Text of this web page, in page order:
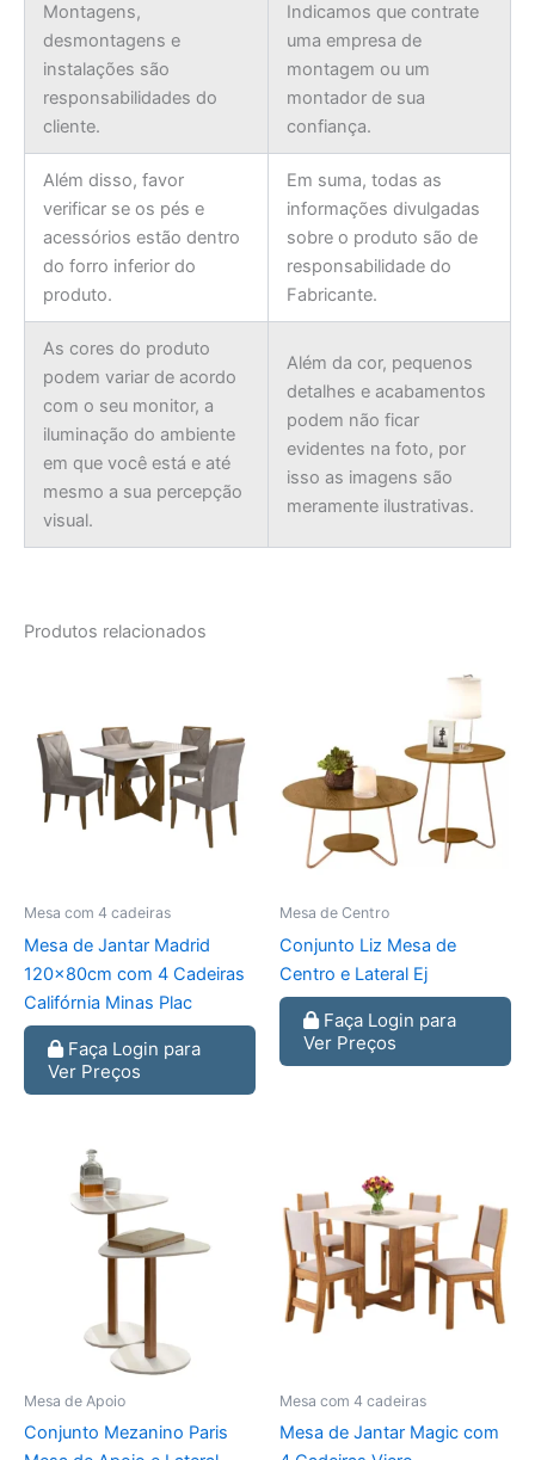
Montagens,
desmontagens e
instalações são
responsabilidades do
cliente.
Indicamos que contrate
uma empresa de
montagem ou um
montador de sua
confiança.
Além disso, favor
verificar se os pés e
acessórios estão dentro
do forro inferior do
produto.
Em suma, todas as
informações divulgadas
sobre o produto são de
responsabilidade do
Fabricante.
As cores do produto
podem variar de acordo
com o seu monitor, a
iluminação do ambiente
em que você está e até
mesmo a sua percepção
visual.
Além da cor, pequenos
detalhes e acabamentos
podem não ficar
evidentes na foto, por
isso as imagens são
meramente ilustrativas.
Produtos relacionados
Mesa com 4 cadeiras
Mesa de Jantar Madrid
120x80cm com 4 Cadeiras
Califórnia Minas Plac
Faça Login para
Ver Preços
Mesa de Centro
Conjunto Liz Mesa de
Centro e Lateral Ej
Faça Login para
Ver Preços
Mesa de Apoio
Conjunto Mezanino Paris
Mesa com 4 cadeiras
Mesa de Jantar Magic com